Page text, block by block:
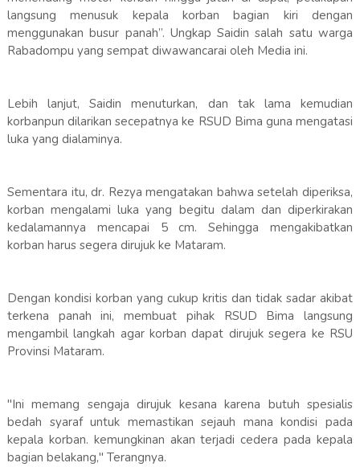
langsung menusuk kepala korban bagian kiri dengan
menggunakan busur panah”. Ungkap Saidin salah satu warga
Rabadompu yang sempat diwawancarai oleh Media ini.
Lebih lanjut, Saidin menuturkan, dan tak lama kemudian
korbanpun dilarikan secepatnya ke RSUD Bima guna mengatasi
luka yang dialaminya.
Sementara itu, dr. Rezya mengatakan bahwa setelah diperiksa,
korban mengalami luka yang begitu dalam dan diperkirakan
kedalamannya mencapai 5 cm. Sehingga mengakibatkan
korban harus segera dirujuk ke Mataram.
Dengan kondisi korban yang cukup kritis dan tidak sadar akibat
terkena panah ini, membuat pihak RSUD Bima langsung
mengambil langkah agar korban dapat dirujuk segera ke RSU
Provinsi Mataram.
"Ini memang sengaja dirujuk kesana karena butuh spesialis
bedah syaraf untuk memastikan sejauh mana kondisi pada
kepala korban. kemungkinan akan terjadi cedera pada kepala
bagian belakang," Terangnya.